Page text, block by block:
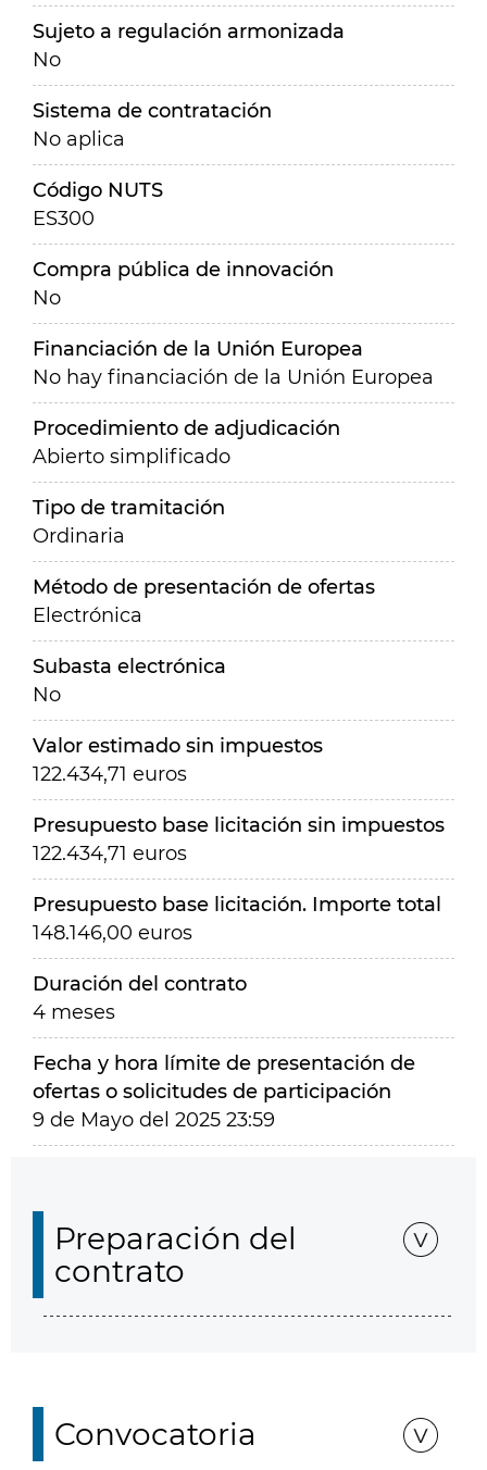
Sujeto a regulación armonizada
No
Sistema de contratación
No aplica
Código NUTS
ES300
Compra pública de innovación
No
Financiación de la Unión Europea
No hay financiación de la Unión Europea
Procedimiento de adjudicación
Abierto simplificado
Tipo de tramitación
Ordinaria
Método de presentación de ofertas
Electrónica
Subasta electrónica
No
Valor estimado sin impuestos
122.434,71 euros
Presupuesto base licitación sin impuestos
122.434,71 euros
Presupuesto base licitación. Importe total
148.146,00 euros
Duración del contrato
4 meses
Fecha y hora límite de presentación de
ofertas o solicitudes de participación
9 de Mayo del 2025 23:59
Preparación del
contrato
Convocatoria